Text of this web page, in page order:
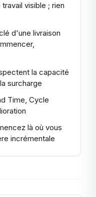
visible ; rien
d'une livraison
la capacité
surcharge
Time, Cycle
là où vous
incrémentale